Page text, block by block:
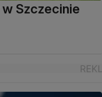
Szczecinie